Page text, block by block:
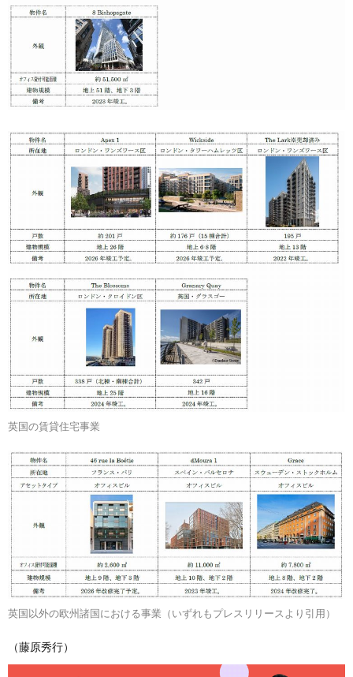
英国の賃貸住宅事業
英国以外の欧州諸国における事業（いずれもプレスリリースより引用）
（藤原秀行）